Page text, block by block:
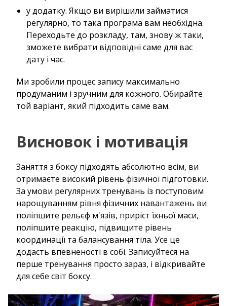
у додатку. Якщо ви вирішили займатися
регулярно, то така програма вам необхідна.
Переходьте до розкладу, там, знову ж таки,
зможете вибрати відповідні саме для вас
дату і час.
Ми зробили процес запису максимально
продуманим і зручним для кожного. Обирайте
той варіант, який підходить саме вам.
Висновок і мотивація
Заняття з боксу підходять абсолютно всім, ви
отримаєте високий рівень фізичної підготовки.
За умови регулярних тренувань із поступовим
нарощуванням рівня фізичних навантажень ви
поліпшите рельєф м'язів, приріст їхньої маси,
поліпшите реакцію, підвищите рівень
координації та балансування тіла. Усе це
додасть впевненості в собі. Записуйтеся на
перше тренування просто зараз, і відкривайте
для себе світ боксу.